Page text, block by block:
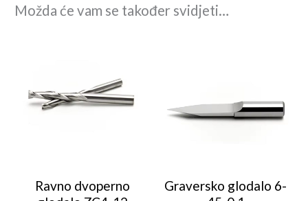
Možda će vam se također svidjeti…
Ravno dvoperno
Graversko glodalo 6-